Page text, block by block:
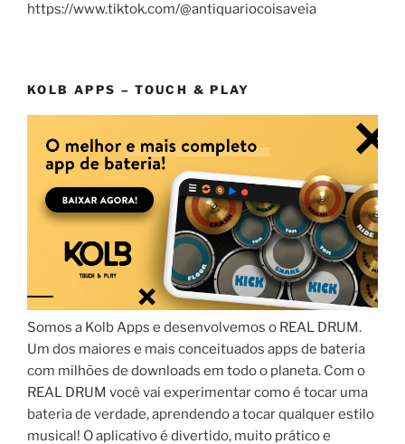
https://www.tiktok.com/@antiquariocoisaveia
KOLB APPS – TOUCH & PLAY
Somos a Kolb Apps e desenvolvemos o REAL DRUM.
Um dos maiores e mais conceituados apps de bateria
com milhões de downloads em todo o planeta. Com o
REAL DRUM você vai experimentar como é tocar uma
bateria de verdade, aprendendo a tocar qualquer estilo
musical! O aplicativo é divertido, muito prático e